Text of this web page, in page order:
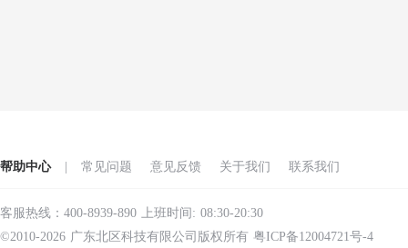
帮助中心 常见问题 意见反馈 关于我们 联系我们
客服热线：400-8939-890 上班时间: 08:30-20:30
©2010-2026 广东北区科技有限公司版权所有 粤ICP备12004721号-4